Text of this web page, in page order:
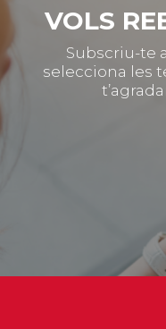
VOLS
Subscriu-te
selecciona les